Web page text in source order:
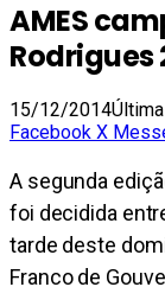
AMES
Rodrigues
15/12/2014
Facebook X
A segunda
foi decidida
tarde deste
Franco de